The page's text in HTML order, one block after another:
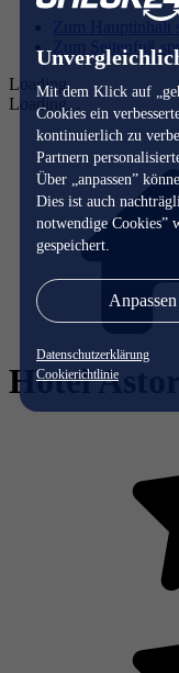
Mit dem Klick auf
Cookies ein
kontinuierlich zu
Partnern
Über „anpassen”
Dies ist auch
notwendige Cookies”
gespeichert.
Anpassen
Datenschutzerklärung
Cookierichtlinie
Zum Hauptinhalt
Zum Seitenfuß
Loading...
Loading...
Hotel